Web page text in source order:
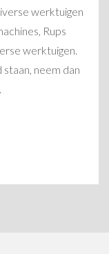
werktuigen
Rups
werktuigen.
neem dan